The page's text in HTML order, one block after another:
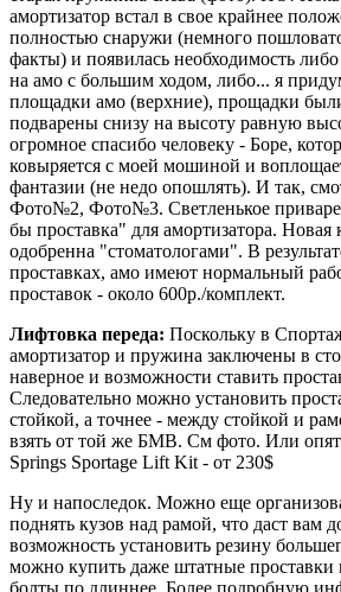
амортизатор встал в свое крайнее
полностью снаружи (немного
факты) и появилась необходимость
на амо с большим ходом, либо... я
площадки амо (верхние), прощадки
подварены снизу на высоту равную
огромное спасибо человеку - Боре,
ковыряется с моей мошиной и
фантазии (не недо опошлять). И так,
Фото№2, Фото№3. Светленькое
бы проставка" для амортизатора. Новая
одобренна "стоматологами". В
проставках, амо имеют нормальный
проставок - около 600р./комплект.
Лифтовка переда: Поскольку в
амортизатор и пружина заключены в
наверное и возможности ставить
Следовательно можно установить
стойкой, а точнее - между стойкой и
взять от той же БМВ. См фото. Или
Springs Sportage Lift Kit - от 230$
Ну и напоследок. Можно еще
поднять кузов над рамой, что даст вам
возможность установить резину
можно купить даже штатные проставки
болты по длиннее. Более подробную